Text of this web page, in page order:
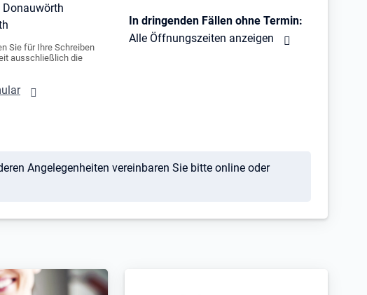
Sie für Ihre Schreiben
ausschließlich die
In dringenden Fällen ohne Termin:
Alle Öffnungszeiten anzeigen
Angelegenheiten vereinbaren Sie bitte online oder